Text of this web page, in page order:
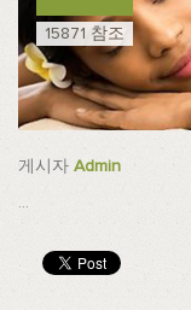
15871 참조
게시자 Admin
...